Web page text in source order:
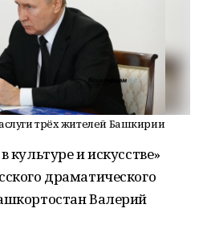
трёх жителей Башкирии
культуре и искусстве»
драматического
Валерий